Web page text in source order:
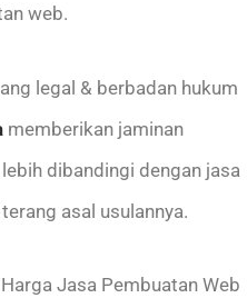
web.
legal & berbadan hukum
memberikan jaminan
dibandingi dengan jasa
asal usulannya.
Jasa Pembuatan Web